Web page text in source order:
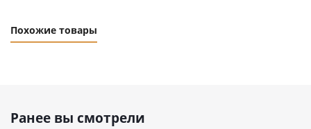
Похожие товары
Ранее вы смотрели